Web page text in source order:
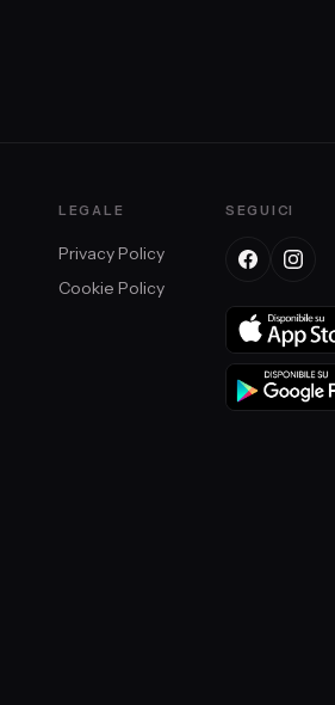
LEGALE
Privacy Policy
Cookie Policy
SEGUICI